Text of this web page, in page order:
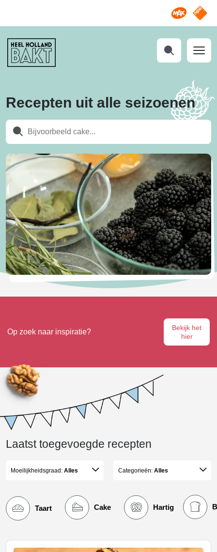
Omroep
NPO
Heel
Holland
Bakt
Recepten uit alle seizoenen
ZoekenZoeken
Op zoek naar inspiratie?
Bekijk het
hier
Laatst toegevoegde recepten
Moeilijkheidsgraad: Alles Categorieën: Alles
Taart Cake Hartig